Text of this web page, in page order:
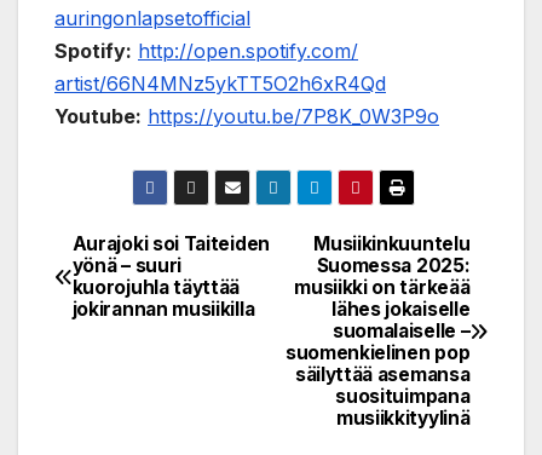
auringonlapsetofficial
Spotify: http://open.spotify.com/
artist/66N4MNz5ykTT5O2h6xR4Qd
Youtube: https://youtu.be/7P8K_0W3P9o
Post
navigation
Musiikinkuuntelu
Suomessa 2025:
musiikki on tärkeää
lähes jokaiselle
suomalaiselle –
suomenkielinen pop
säilyttää asemansa
suosituimpana
musiikkityylinä
Aurajoki soi Taiteiden
yönä – suuri
kuorojuhla täyttää
jokirannan musiikilla